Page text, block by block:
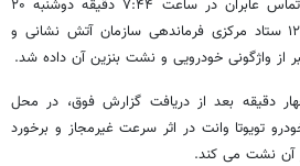
حق شناس ادامه داد: پس از تماس عابران در ساعت ۷:۴۴ دقیقه دوشنبه ۲۰
اردیبهشت ماه ۹۵ با سامانه ۱۲۵ ستاد مرکزی فرماندهی سازمان آتش نشانی و
از واژگونی خودرویی و نشت بنزین آن داده شد.
دقیقه بعد از دریافت گزارش فوق، در محل
تویوتا وانت در اثر سرعت غیرمجاز و برخورد
آن نشت می کند.